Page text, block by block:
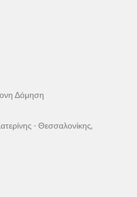
Δόμηση
- Θεσσαλονίκης,